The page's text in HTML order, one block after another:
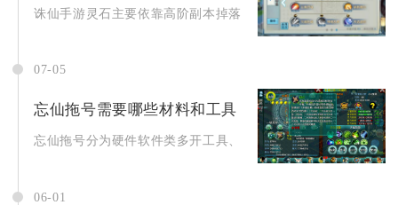
诛仙手游灵石主要依靠高阶副本掉落、商城定向购置、限时主
07-05
忘仙拖号需要哪些材料和工具
忘仙拖号分为硬件软件类多开工具、账号互通道具、日常资源
06-01